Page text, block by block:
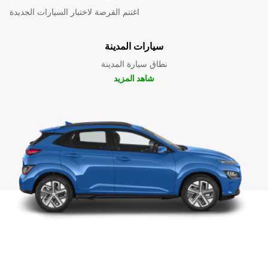
اغتنم الفرصة لاختبار السيارات الجديدة
سيارات المدينة
نطاق سيارة المدينة
شاهد المزيد